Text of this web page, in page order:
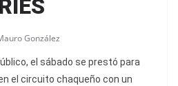
González
el sábado se prestó para
el circuito chaqueño con un